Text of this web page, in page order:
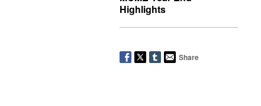
Highlights
Share